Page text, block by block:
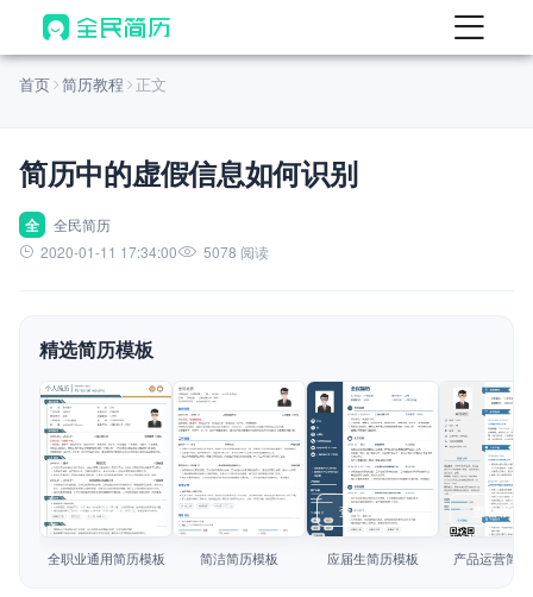
首页
AI 生成简历
AI 优化简历
AI 翻译简历
AI 模拟面试
面试自我介绍
AI 职场工具 New
简历模板
简历教程
首页 简历教程 正文
简历中的虚假信息如何识别
全
全民简历
2020-01-11 17:34:00
5078 阅读
精选简历模板
查看模板
全职业通用简历模板
查看模板
简洁简历模板
查看模板
应届生简历模板
查看模板
产品运营简